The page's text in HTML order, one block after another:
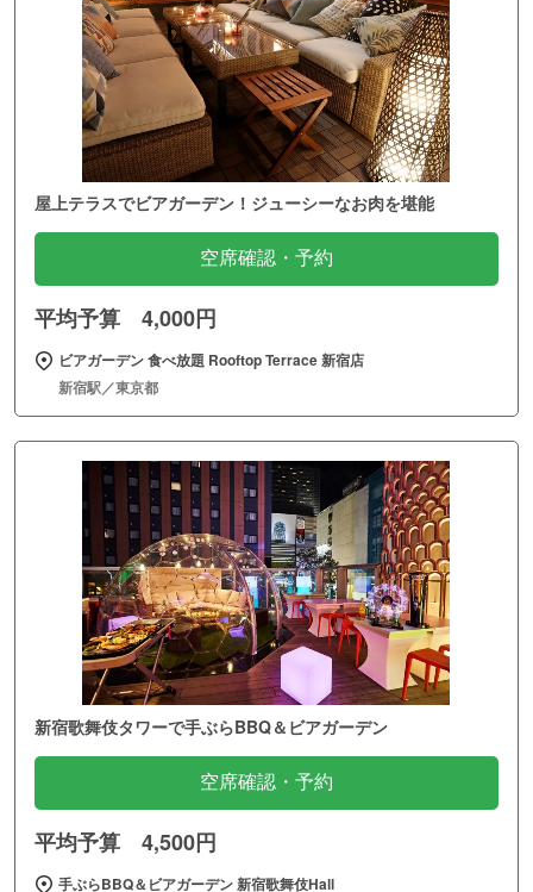
屋上テラスでビアガーデン！ジューシーなお肉を堪能
空席確認・予約
平均予算 4,000円
ビアガーデン 食べ放題 Rooftop Terrace 新宿店
新宿駅／東京都
新宿歌舞伎タワーで手ぶらBBQ＆ビアガーデン
空席確認・予約
平均予算 4,500円
手ぶらBBQ＆ビアガーデン 新宿歌舞伎Hall